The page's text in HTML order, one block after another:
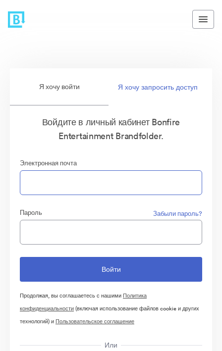
Я хочу войти Я хочу запросить доступ
Войдите в личный кабинет Bonfire
Entertainment Brandfolder.
Электронная почта
Пароль Забыли пароль?
Продолжая, вы соглашаетесь с нашими Политика
конфиденциальности(включая использование файлов cookie и других
технологий) и Пользовательское соглашение
Или